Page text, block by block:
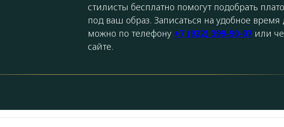
стилисты бесплатно помогут подобрать
под ваш образ. Записаться на удобное время
можно по телефону +7 (922) 399-90-07 или
сайте.